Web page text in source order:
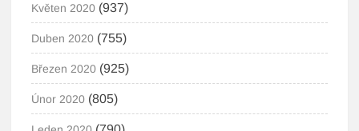
Květen 2020 (937)
Duben 2020 (755)
Březen 2020 (925)
Únor 2020 (805)